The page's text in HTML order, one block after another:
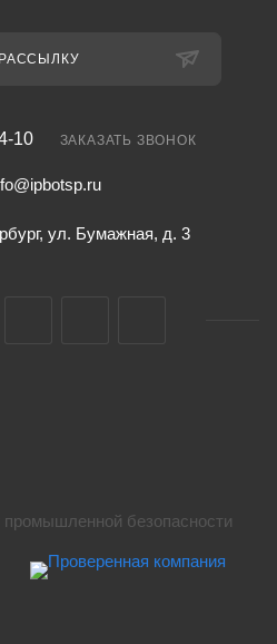
10 ЗАКАЗАТЬ ЗВОНОК
ул. Бумажная, д. 3
промышленной безопасности